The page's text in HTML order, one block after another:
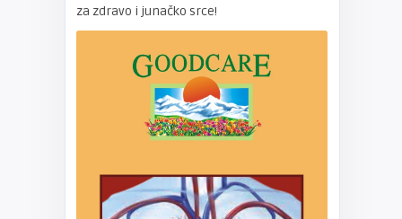
za zdravo i junačko srce!